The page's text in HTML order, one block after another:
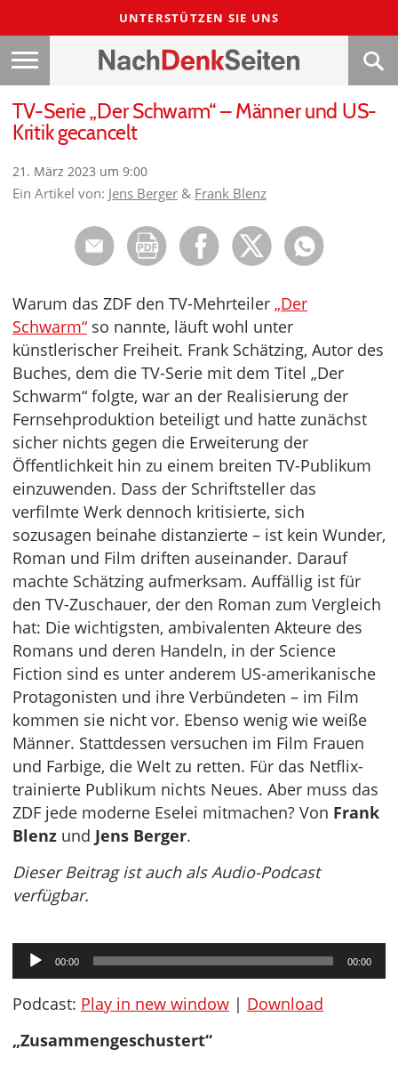
UNTERSTÜTZEN SIE UNS
TV-Serie „Der Schwarm“ – Männer und US-
Kritik gecancelt
21. März 2023 um 9:00
Ein Artikel von: Jens Berger & Frank Blenz
Warum das ZDF den TV-Mehrteiler „Der
Schwarm“ so nannte, läuft wohl unter
künstlerischer Freiheit. Frank Schätzing, Autor des
Buches, dem die TV-Serie mit dem Titel „Der
Schwarm“ folgte, war an der Realisierung der
Fernsehproduktion beteiligt und hatte zunächst
sicher nichts gegen die Erweiterung der
Öffentlichkeit hin zu einem breiten TV-Publikum
einzuwenden. Dass der Schriftsteller das
verfilmte Werk dennoch kritisierte, sich
sozusagen beinahe distanzierte – ist kein Wunder,
Roman und Film driften auseinander. Darauf
machte Schätzing aufmerksam. Auffällig ist für
den TV-Zuschauer, der den Roman zum Vergleich
hat: Die wichtigsten, ambivalenten Akteure des
Romans und deren Handeln, in der Science
Fiction sind es unter anderem US-amerikanische
Protagonisten und ihre Verbündeten – im Film
kommen sie nicht vor. Ebenso wenig wie weiße
Männer. Stattdessen versuchen im Film Frauen
und Farbige, die Welt zu retten. Für das Netflix-
trainierte Publikum nichts Neues. Aber muss das
ZDF jede moderne Eselei mitmachen? Von Frank
Blenz und Jens Berger.
Dieser Beitrag ist auch als Audio-Podcast
verfügbar.
Audio-
Player
00:00 00:00
Podcast: Play in new window | Download
„Zusammengeschustert“